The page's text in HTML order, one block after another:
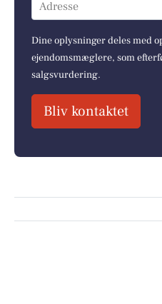
Adresse
Dine oplysninger deles med
ejendomsmæglere, som
salgsvurdering.
Bliv kontaktet